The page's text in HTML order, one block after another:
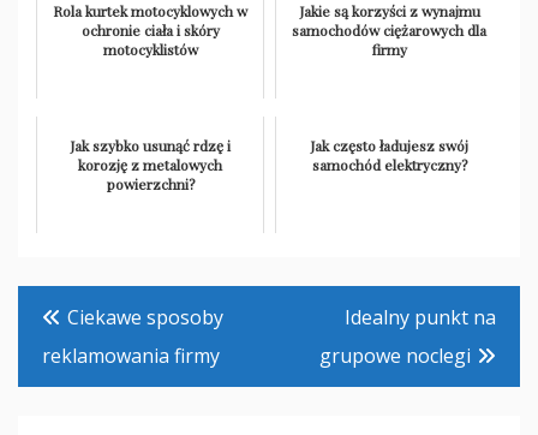
Rola kurtek motocyklowych w
ochronie ciała i skóry
motocyklistów
Jakie są korzyści z wynajmu
samochodów ciężarowych dla
firmy
Jak szybko usunąć rdzę i
korozję z metalowych
powierzchni?
Jak często ładujesz swój
samochód elektryczny?
Nawigacja
wpisu
Ciekawe sposoby
reklamowania firmy
Idealny punkt na
grupowe noclegi